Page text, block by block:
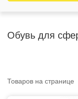
Обувь для
Товаров на странице